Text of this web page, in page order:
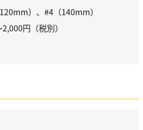
）、#4（140mm）
円（税別）